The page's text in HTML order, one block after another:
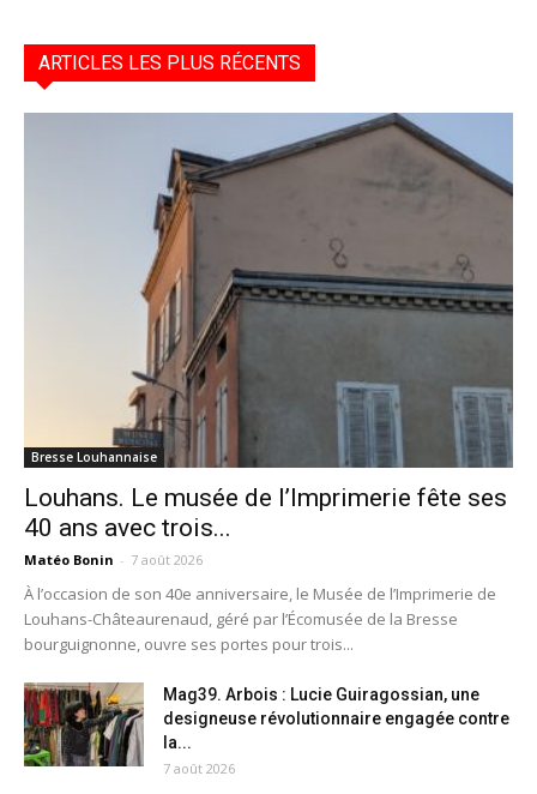
ARTICLES LES PLUS RÉCENTS
Bresse Louhannaise
Louhans. Le musée de l’Imprimerie fête ses
40 ans avec trois...
Matéo Bonin - 7 août 2026
À l’occasion de son 40e anniversaire, le Musée de l’Imprimerie de
Louhans-Châteaurenaud, géré par l’Écomusée de la Bresse
bourguignonne, ouvre ses portes pour trois...
Mag39. Arbois : Lucie Guiragossian, une
designeuse révolutionnaire engagée contre
la...
7 août 2026